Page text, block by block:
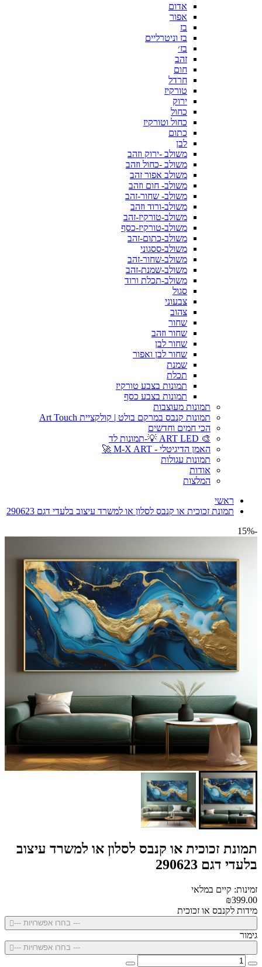
אדום
אפור
בז
בז וניטרליים
בז׳
זהב
חום
חרדל
טורקיז
ירוק
כחול
כחול וטורקיז
כתום
לבן
משולב -ירוק וזהב
משולב -כחול וזהב
משולב אפור זהב
משולב- חום וזהב
משולב- שחור-זהב
משולב-ורוד וזהב
משולב-טורקיז-זהב
משולב-טורקיז-כסף
משולב-כתום-זהב
משולב-ססגוני
משולב-שחור-זהב
משולב-שמנת-זהב
משולב-תכלת ורוד
סגול
צבעוני
צהוב
שחור
שחור וזהב
שחור לבן
שחור לבן ואפור
שמנת
תכלת
תמונות בצבע טורקיז
תמונות בצבע כסף
תמונות מעוצבות
תמונות קנבס במרקם בולט | קולקציית Art Touch
הכי חמים וחדשים
🎨 ART LED 💡-תמונות לד
האמן הדיגיטלי - M-X ART 🚀
תמונות עגולות
אודות
המלצות
ראשי
תמונת זכוכית או קנבס לסלון או למשרד עיצוב בלעדי דגם 290623
-15%
תמונת זכוכית או קנבס לסלון או למשרד עיצוב
בלעדי דגם 290623
זמינות: קיים במלאי
₪399.00
מידות לקנבס או זכוכית
--- בחרו אפשרויות ---
גימור
--- בחרו אפשרויות ---